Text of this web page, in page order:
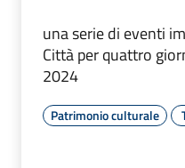
una serie di eventi
Città per quattro
2024
Patrimonio culturale